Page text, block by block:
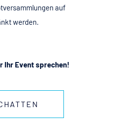
auf
werden.
Ihr Event sprechen!